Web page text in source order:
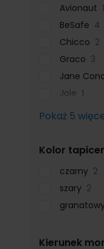
Avionaut
BeSafe 4
Chicco 2
Graco 3
Jane
Joie 1
Pokaż 5
Kolor
czarny 2
szary 2
Kierunek